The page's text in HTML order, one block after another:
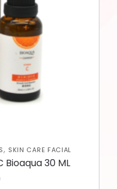
, SKIN CARE FACIAL
30 ML